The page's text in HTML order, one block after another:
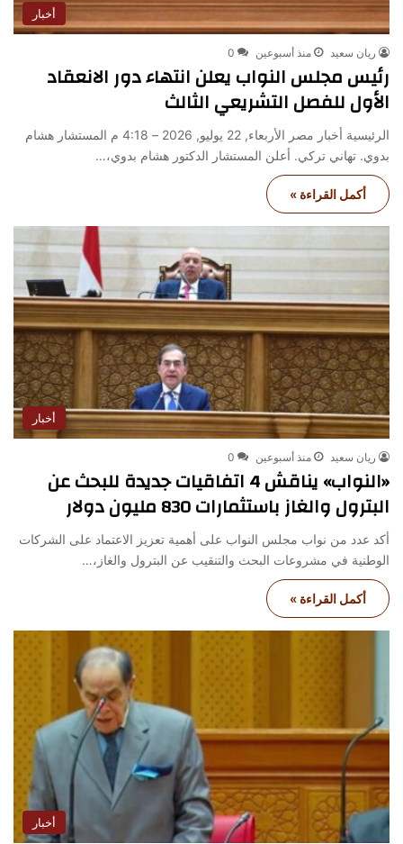
أخبار
ريان سعيد منذ أسبوعين 0
رئيس مجلس النواب يعلن انتهاء دور الانعقاد
الأول للفصل التشريعي الثالث
الرئيسية أخبار مصر الأربعاء, 22 يوليو, 2026 – 4:18 م المستشار هشام
بدوي. تهاني تركي. أعلن المستشار الدكتور هشام بدوي،…
أكمل القراءة »
أخبار
ريان سعيد منذ أسبوعين 0
«النواب» يناقش 4 اتفاقيات جديدة للبحث عن
البترول والغاز باستثمارات 830 مليون دولار
أكد عدد من نواب مجلس النواب على أهمية تعزيز الاعتماد على الشركات
الوطنية في مشروعات البحث والتنقيب عن البترول والغاز،…
أكمل القراءة »
أخبار